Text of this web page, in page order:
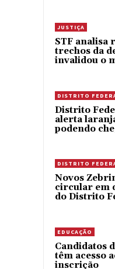
JUSTIÇA
STF analisa
trechos da
invalidou o
DISTRITO
Distrito
alerta
podendo
DISTRITO
Novos
circular em
do Distrito
EDUCAÇÃO
Candidatos
têm acesso
inscrição